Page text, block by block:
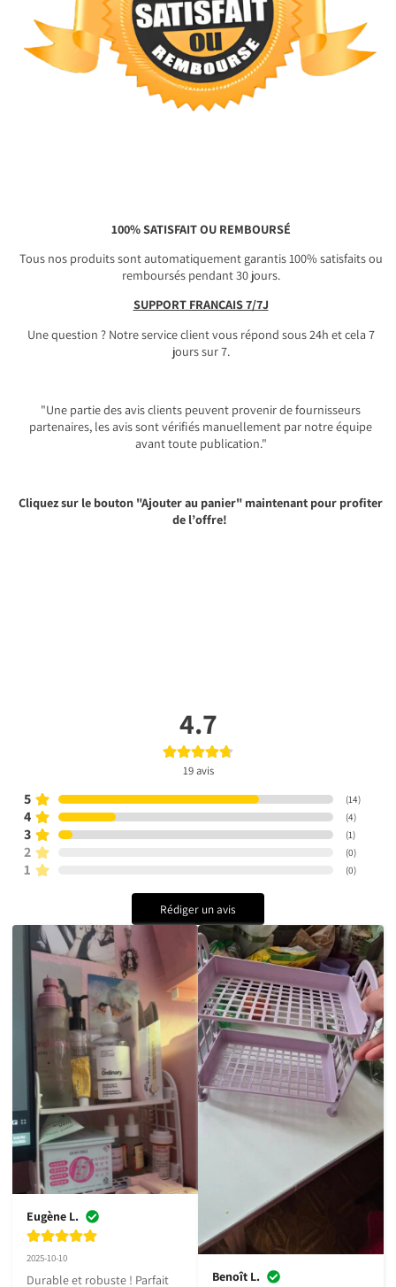
100% SATISFAIT OU REMBOURSÉ
Tous nos produits sont automatiquement garantis 100% satisfaits ou
remboursés pendant 30 jours.
SUPPORT FRANÇAIS 7/7J
Une question ? Notre service client vous répond sous 24h et cela 7
jours sur 7.
"Une partie des avis clients peuvent provenir de fournisseurs
partenaires, les avis sont vérifiés manuellement par notre équipe
avant toute publication."
Cliquez sur le bouton "Ajouter au panier" maintenant pour profiter
de l’offre!
4.7
19 avis
5 (14)
4 (4)
3 (1)
2 (0)
1 (0)
Rédiger un avis
Eugène L.
2025-10-10
Durable et robuste ! Parfait Benoît L.